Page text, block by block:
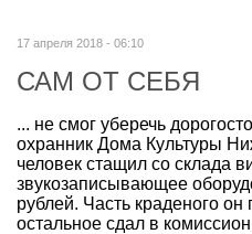
17 апреля 2018 - 06:10
САМ ОТ СЕБЯ
... не смог уберечь
охранник Дома Культуры
человек стащил со склада
звукозаписывающее
рублей. Часть краденого он
остальное сдал в